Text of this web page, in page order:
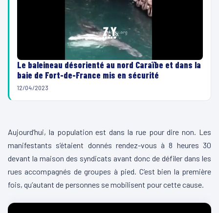
Le baleineau désorienté au nord Caraïbe et dans la
baie de Fort-de-France mis en sécurité
12/04/2023
e
c
t
e
u
Aujourd’hui, la population est dans la rue pour dire non. Les
manifestants s’étaient donnés rendez-vous à 8 heures 30
devant la maison des syndicats avant donc de défiler dans les
rues accompagnés de groupes à pied. C’est bien la première
fois, qu’autant de personnes se mobilisent pour cette cause.